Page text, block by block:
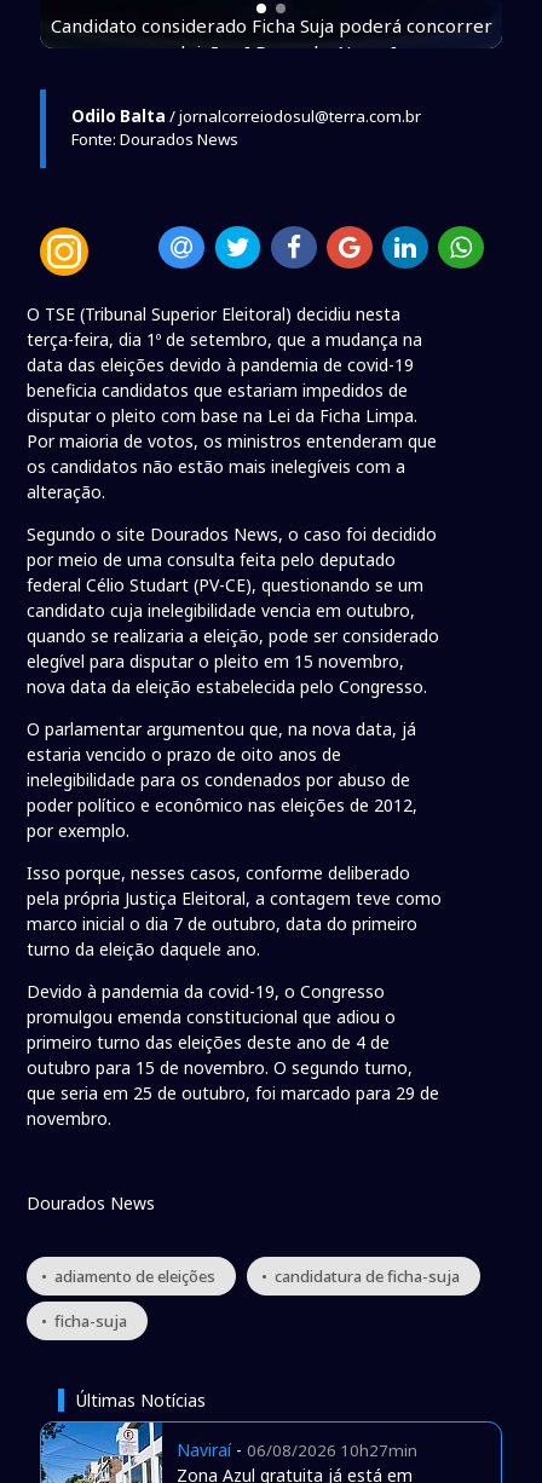
Candidato considerado Ficha Suja poderá concorrer
as eleições [ DouradosNews ]
Odilo Balta / jornalcorreiodosul@terra.com.br
Fonte: Dourados News
O TSE (Tribunal Superior Eleitoral) decidiu nesta
terça-feira, dia 1º de setembro, que a mudança na
data das eleições devido à pandemia de covid-19
beneficia candidatos que estariam impedidos de
disputar o pleito com base na Lei da Ficha Limpa.
Por maioria de votos, os ministros entenderam que
os candidatos não estão mais inelegíveis com a
alteração.
Segundo o site Dourados News, o caso foi decidido
por meio de uma consulta feita pelo deputado
federal Célio Studart (PV-CE), questionando se um
candidato cuja inelegibilidade vencia em outubro,
quando se realizaria a eleição, pode ser considerado
elegível para disputar o pleito em 15 novembro,
nova data da eleição estabelecida pelo Congresso.
O parlamentar argumentou que, na nova data, já
estaria vencido o prazo de oito anos de
inelegibilidade para os condenados por abuso de
poder político e econômico nas eleições de 2012,
por exemplo.
Isso porque, nesses casos, conforme deliberado
pela própria Justiça Eleitoral, a contagem teve como
marco inicial o dia 7 de outubro, data do primeiro
turno da eleição daquele ano.
Devido à pandemia da covid-19, o Congresso
promulgou emenda constitucional que adiou o
primeiro turno das eleições deste ano de 4 de
outubro para 15 de novembro. O segundo turno,
que seria em 25 de outubro, foi marcado para 29 de
novembro.
Dourados News
• adiamento de eleições • candidatura de ficha-suja
• ficha-suja
Últimas Notícias
Naviraí- 06/08/2026 10h27min
Zona Azul gratuita já está em